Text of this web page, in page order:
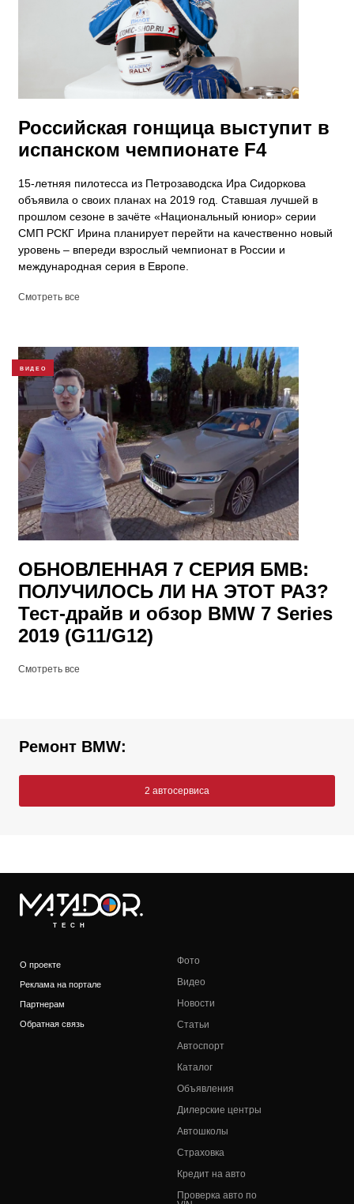
Российская гонщица выступит в
испанском чемпионате F4
15-летняя пилотесса из Петрозаводска Ира Сидоркова
объявила о своих планах на 2019 год. Ставшая лучшей в
прошлом сезоне в зачёте «Национальный юниор» серии
СМП РСКГ Ирина планирует перейти на качественно новый
уровень – впереди взрослый чемпионат в России и
международная серия в Европе.
Смотреть все
ВИДЕО
ОБНОВЛЕННАЯ 7 СЕРИЯ БМВ:
ПОЛУЧИЛОСЬ ЛИ НА ЭТОТ РАЗ?
Тест-драйв и обзор BMW 7 Series
2019 (G11/G12)
Смотреть все
Ремонт BMW:
2 автосервиса
TECH
О проекте
Реклама на портале
Партнерам
Обратная связь
Фото
Видео
Новости
Статьи
Автоспорт
Каталог
Объявления
Дилерские центры
Автошколы
Страховка
Кредит на авто
Проверка авто по